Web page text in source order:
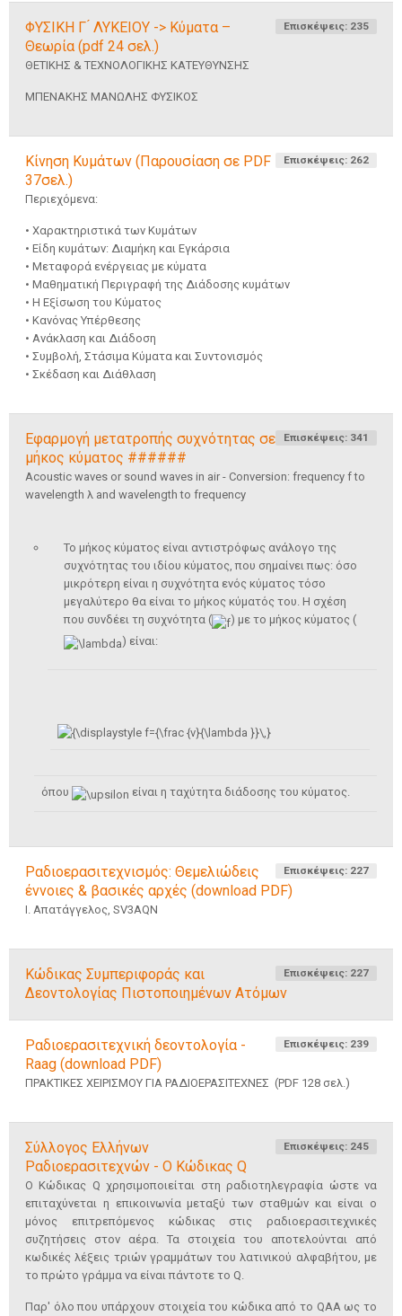
Επισκέψεις: 235
ΦΥΣΙΚΗ Γ ́ ΛΥΚΕΙΟΥ -> Κύματα –
Θεωρία (pdf 24 σελ.)
ΘΕΤΙΚΗΣ & ΤΕΧΝΟΛΟΓΙΚΗΣ ΚΑΤΕΥΘΥΝΣΗΣ
ΜΠΕΝΑΚΗΣ ΜΑΝΩΛΗΣ ΦΥΣΙΚΟΣ
Επισκέψεις: 262
Κίνηση Κυμάτων (Παρουσίαση σε PDF
37σελ.)
Περιεχόμενα:
• Χαρακτηριστικά των Κυμάτων
• Είδη κυμάτων: Διαμήκη και Εγκάρσια
• Μεταφορά ενέργειας με κύματα
• Μαθηματική Περιγραφή της Διάδοσης κυμάτων
• Η Εξίσωση του Κύματος
• Κανόνας Υπέρθεσης
• Ανάκλαση και Διάδοση
• Συμβολή, Στάσιμα Κύματα και Συντονισμός
• Σκέδαση και Διάθλαση
Επισκέψεις: 341
Εφαρμογή μετατροπής συχνότητας σε
μήκος κύματος ######
Acoustic waves or sound waves in air - Conversion: frequency f to
wavelength λ and wavelength to frequency
Το μήκος κύματος είναι αντιστρόφως ανάλογο της
συχνότητας του ιδίου κύματος, που σημαίνει πως: όσο
μικρότερη είναι η συχνότητα ενός κύματος τόσο
μεγαλύτερο θα είναι το μήκος κύματός του. Η σχέση
που συνδέει τη συχνότητα (
) με το μήκος κύματος (
) είναι:
όπου είναι η ταχύτητα διάδοσης του κύματος.
Επισκέψεις: 227
Ραδιοερασιτεχνισμός: Θεμελιώδεις
έννοιες & βασικές αρχές (download PDF)
Ι. Απατάγγελος, SV3AQN
Επισκέψεις: 227
Κώδικας Συμπεριφοράς και
Δεοντολογίας Πιστοποιημένων Ατόμων
Επισκέψεις: 239
Ραδιοερασιτεχνική δεοντολογία -
Raag (download PDF)
ΠΡΑΚΤΙΚΕΣ ΧΕΙΡΙΣΜΟΥ ΓΙΑ ΡΑΔΙΟΕΡΑΣΙΤΕΧΝΕΣ (PDF 128 σελ.)
Επισκέψεις: 245
Σύλλογος Ελλήνων
Ραδιοερασιτεχνών - Ο Κώδικας Q
Ο Κώδικας Q χρησιμοποιείται στη ραδιοτηλεγραφία ώστε να
επιταχύνεται η επικοινωνία μεταξύ των σταθμών και είναι ο
μόνος επιτρεπόμενος κώδικας στις ραδιοερασιτεχνικές
συζητήσεις στον αέρα. Τα στοιχεία του αποτελούνται από
κωδικές λέξεις τριών γραμμάτων του λατινικού αλφαβήτου, με
το πρώτο γράμμα να είναι πάντοτε το Q.
Παρ' όλο που υπάρχουν στοιχεία του κώδικα από το QAA ως το